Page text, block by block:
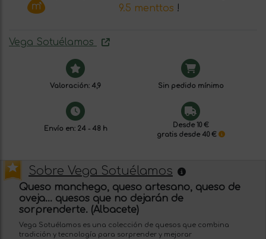
9.5 menttos !
Vega Sotuélamos
Valoración: 4,9 Sin pedido mínimo
Envío en: 24 - 48 h
Desde 10 €
gratis desde 40 €
Sobre Vega Sotuélamos
Queso manchego, queso artesano, queso de
oveja... quesos que no dejarán de
sorprenderte. (Albacete)
Vega Sotuélamos es una colección de quesos que combina
tradición y tecnología para sorprender y mejorar